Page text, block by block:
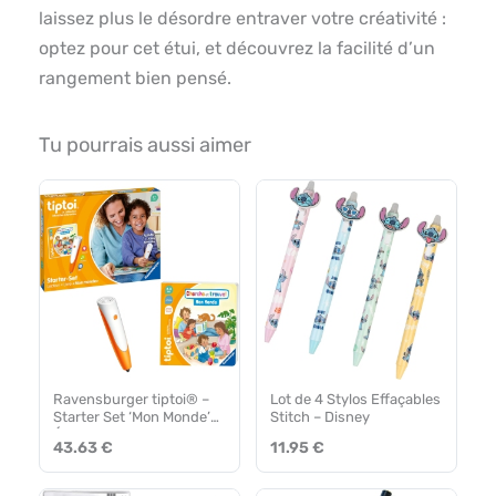
laissez plus le désordre entraver votre créativité :
optez pour cet étui, et découvrez la facilité d’un
rangement bien pensé.
Tu pourrais aussi aimer
Ravensburger tiptoi® –
Starter Set ‘Mon Monde’
43.63 €
Lot de 4 Stylos Effaçables
Stitch – Disney
11.95 €